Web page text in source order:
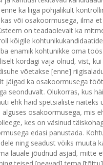
ka liiga põhjalikult
või osakoormusega, ilma
on teadaolevalt ka
kõigile
enamik kohtunikke oma
kordagi vaja olnud, vist,
võetakse [enne]
jäigad ka osakoormusega
seonduvalt. Olukorras, kus
ehk häid spetsialiste
osakoormusega, mis
kes on väsinud
edasi panustada.
ning seadust võiks muuta
lauale jõudnud asjad, mitte